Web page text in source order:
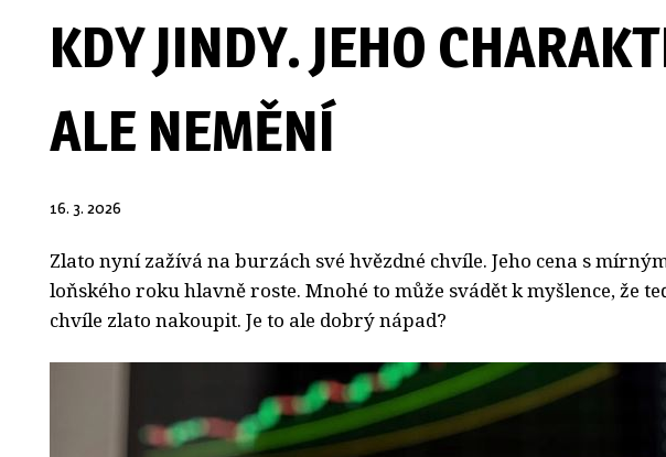
KDY JINDY. JEHO
ALE NEMĚNÍ
16. 3. 2026
Zlato nyní zažívá na burzách své hvězdné chvíle. Jeho cena s
loňského roku hlavně roste. Mnohé to může svádět k myšlence, že
chvíle zlato nakoupit. Je to ale dobrý nápad?